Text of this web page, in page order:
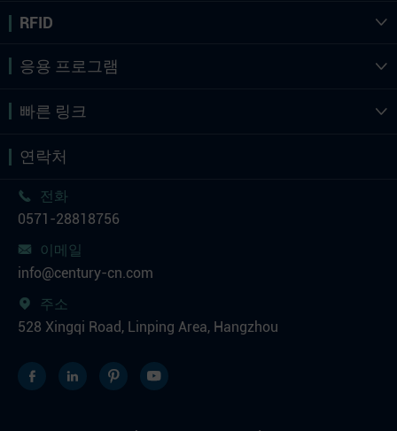
RFID 
응용 프로그램 
빠른 링크 
연락처

전화
0571-28818756

이메일
info@century-cn.com

주소
528 Xingqi Road, Linping Area, Hangzhou
   